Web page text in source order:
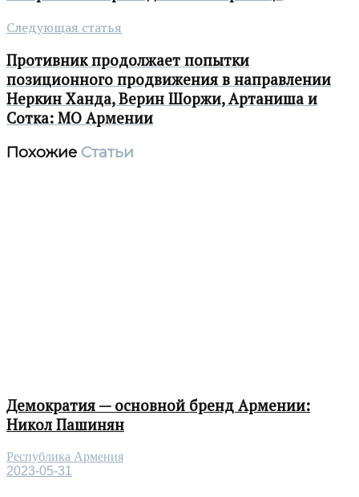
Следующая статья
Противник продолжает попытки
позиционного продвижения в направлении
Неркин Ханда, Верин Шоржи, Артаниша и
Сотка: МО Армении
Похожие Статьи
Демократия — основной бренд Армении:
Никол Пашинян
Республика Армения
2023-05-31